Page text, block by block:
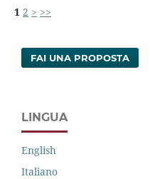
1 2 > >>
FAI UNA PROPOSTA
LINGUA
English
Italiano